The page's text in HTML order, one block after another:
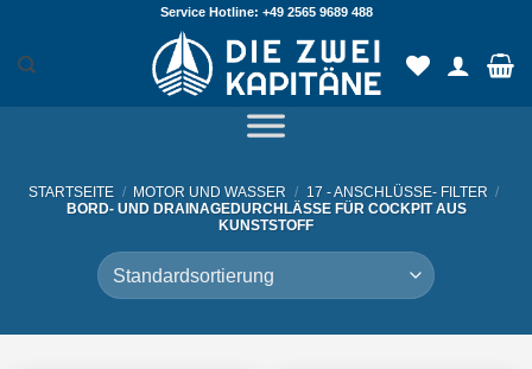
springen
Service Hotline: +49 2565 9689 488
STARTSEITE / MOTOR UND WASSER / 17 - ANSCHLÜSSE- FILTER /
BORD- UND DRAINAGEDURCHLÄSSE FÜR COCKPIT AUS
KUNSTSTOFF